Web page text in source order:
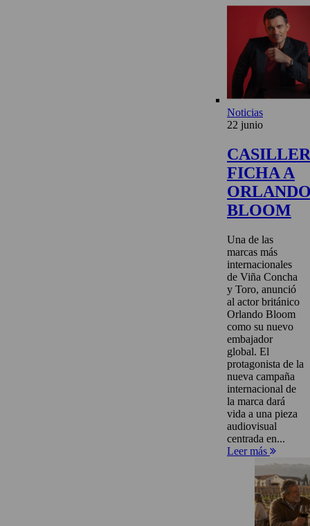
Noticias
22 junio
FICHA A
BLOOM
Una de las
marcas más
internacionales
de Viña Concha
y Toro, anunció
al actor británico
Orlando Bloom
como su nuevo
embajador
global. El
protagonista de la
nueva campaña
internacional de
la marca dará
vida a una pieza
audiovisual
centrada en...
Leer más